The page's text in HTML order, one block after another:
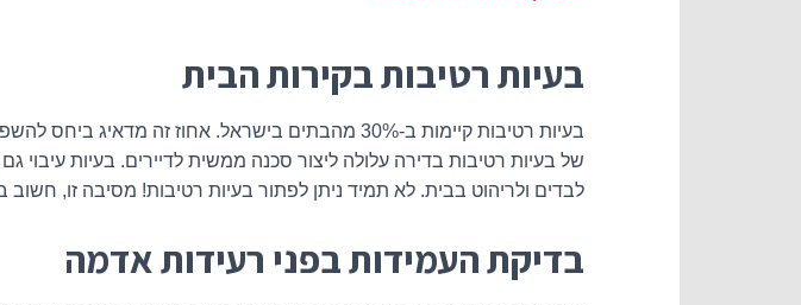
בעיות רטיבות בקירות הבית
בעיות רטיבות קיימות ב-30% מהבתים בישראל. אחוז
של בעיות רטיבות בדירה עלולה ליצור סכנה ממשית לדיירים. בעיות עיבוי
לבדים ולריהוט בבית. לא תמיד ניתן לפתור בעיות רטיבות! מסיבה זו, חשוב
בדיקת העמידות בפני רעידות אדמה